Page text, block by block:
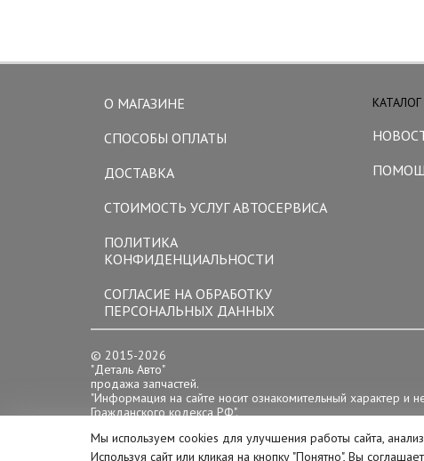
О МАГАЗИНЕ
СПОСОБЫ ОПЛАТЫ
ДОСТАВКА
СТОИМОСТЬ УСЛУГ АВТОСЕРВИСА
КАТАЛОГ
ПОЛИТИКА
КОНФИДЕНЦИАЛЬНОСТИ
СОГЛАСИЕ НА ОБРАБОТКУ
ПЕРСОНАЛЬНЫХ ДАННЫХ
© 2015-2026
"Деталь Авто"
продажа запчастей.
"Информация на сайте носит ознакомительный характер и
Гражданского кодекса РФ".
Режим работы:
пн-сб с 10-00 до 19-00
Мы используем cookies для улучшения работы сайта,
Используя сайт или кликая на кнопку "Понятно", Вы